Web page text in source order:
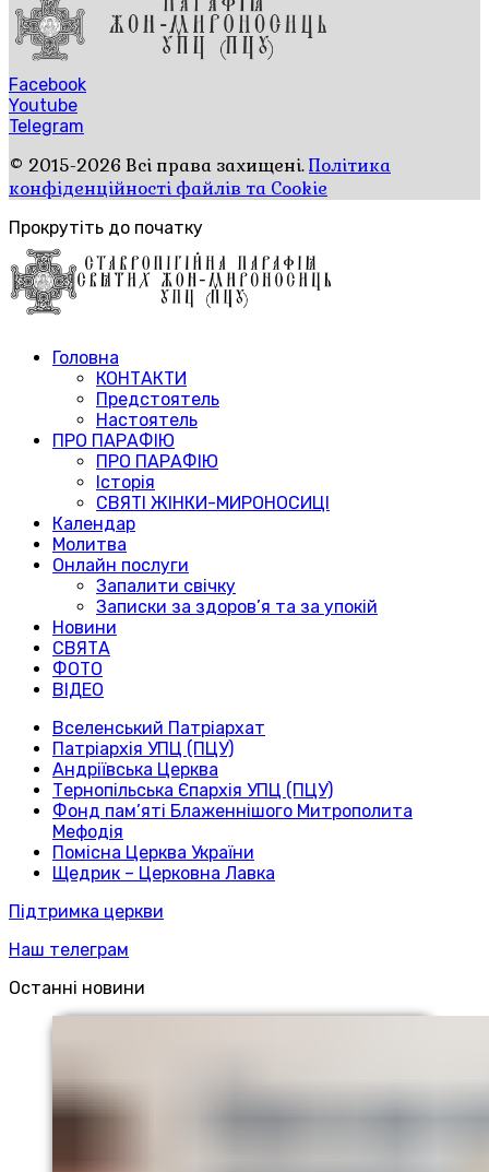
Facebook
Youtube
Telegram
© 2015-2026 Всі права захищені.Політика
конфіденційності файлів та Cookie
Прокрутіть до початку
Головна
КОНТАКТИ
Предстоятель
Настоятель
ПРО ПАРАФІЮ
ПРО ПАРАФІЮ
Історія
СВЯТІ ЖІНКИ-МИРОНОСИЦІ
Календар
Молитва
Онлайн послуги
Запалити свічку
Записки за здоров’я та за упокій
Новини
СВЯТА
ФОТО
ВІДЕО
Вселенський Патріархат
Патріархія УПЦ (ПЦУ)
Андріївська Церква
Тернопільська Єпархія УПЦ (ПЦУ)
Фонд пам’яті Блаженнішого Митрополита
Мефодія
Помісна Церква України
Щедрик – Церковна Лавка
Підтримка церкви
Наш телеграм
Останні новини